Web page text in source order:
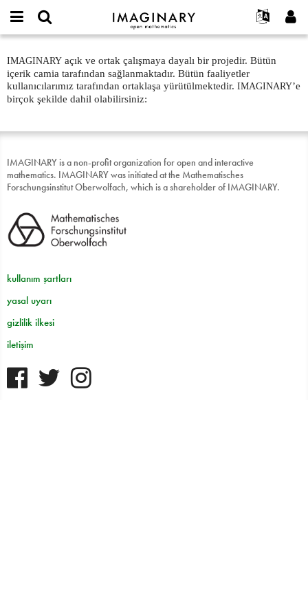
IMAGINARY
open
Français
Deutsch
한국어
Programlar
Galeriler
Filmler
Metinler
Sergiler
Projeler
Katılım
İletişim
mail
or
username
*
Parola
*
Yeni parola iste
Ara
Particpate
Intro
IMAGINARY açık ve ortak çalışmaya dayalı bir projedir. Bütün
içerik camia tarafından sağlanmaktadır. Bütün faaliyetler
kullanıcılarımız tarafından ortaklaşa yürütülmektedir. IMAGINARY’e
birçok şekilde dahil olabilirsiniz:
IMAGINARY is a non-profit organization for open and interactive
mathematics. IMAGINARY was initiated at the Mathematisches
Forschungsinstitut Oberwolfach, which is a shareholder of IMAGINARY.
kullanım şartları
yasal uyarı
gizlilik ilkesi
iletişim